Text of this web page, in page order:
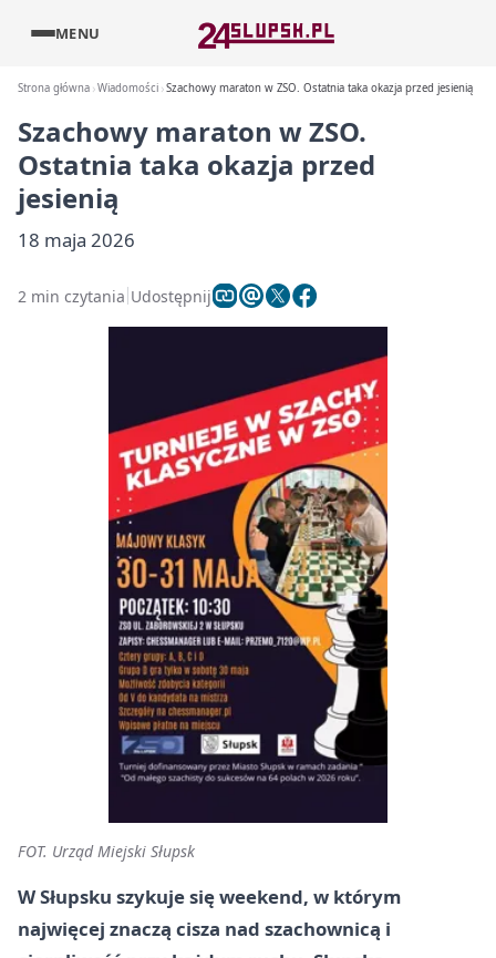
MENU
Strona główna Wiadomości Szachowy maraton w ZSO. Ostatnia taka okazja przed jesienią
Szachowy maraton w ZSO.
Ostatnia taka okazja przed
jesienią
18 maja 2026
2 min czytania Udostępnij
FOT. Urząd Miejski Słupsk
W Słupsku szykuje się weekend, w którym
najwięcej znaczą cisza nad szachownicą i